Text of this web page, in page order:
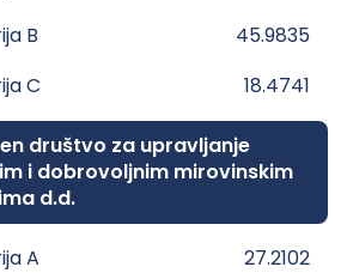
B
45.9835
C 18.4741
društvo za upravljanje
i dobrovoljnim mirovinskim
d.d.
A
27.2102